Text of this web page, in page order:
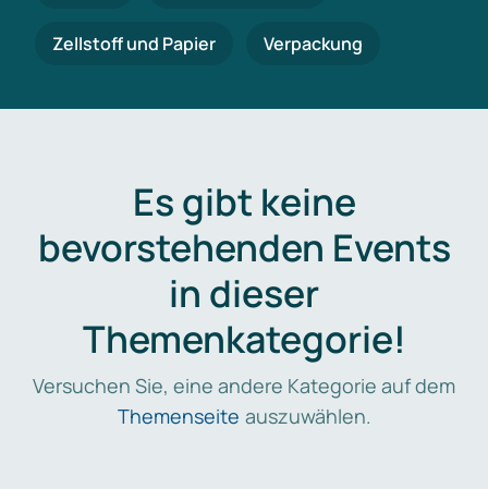
Zellstoff und Papier Verpackung
Es gibt keine
bevorstehenden Events
in dieser
Themenkategorie!
Versuchen Sie, eine andere Kategorie auf dem
Themenseite auszuwählen.